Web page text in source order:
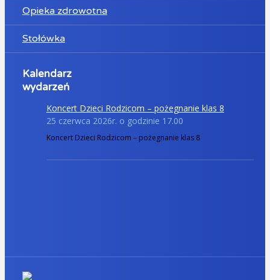
Opieka zdrowotna
Stołówka
Kalendarz
wydarzeń
Koncert Dzieci Rodzicom – pożegnanie klas 8
25 czerwca 2026r. o godzinie 17.00
Koncert Dzieci Rodzicom – pożegnanie klas 8